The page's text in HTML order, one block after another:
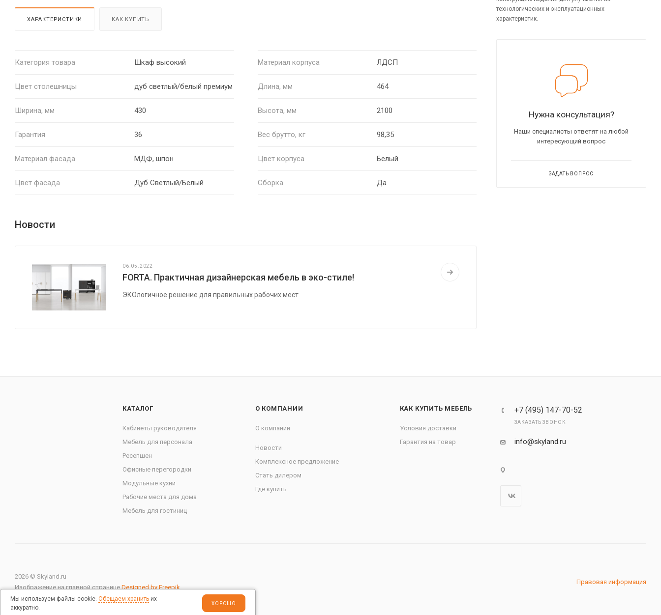
ХАРАКТЕРИСТИКИ КАК КУПИТЬ
Категория товара Шкаф высокий Материал корпуса ЛДСП
Цвет столешницы дуб светлый/белый премиум Длина, мм 464
Ширина, мм 430 Высота, мм 2100
Гарантия 36 Вес брутто, кг 98,35
Материал фасада МДФ, шпон Цвет корпуса Белый
Цвет фасада Дуб Светлый/Белый Сборка Да
Новости
06.05.2022
FORTA. Практичная дизайнерская мебель в эко-стиле!
ЭКОлогичное решение для правильных рабочих мест
технологических и эксплуатационных
характеристик.
Нужна консультация?
Наши специалисты ответят на любой
интересующий вопрос
ЗАДАТЬ ВОПРОС
КАТАЛОГ
Кабинеты руководителя
Мебель для персонала
Ресепшен
Офисные перегородки
Модульные кухни
Рабочие места для дома
Мебель для гостиниц
О КОМПАНИИ
О компании
Новости
Комплексное предложение
Стать дилером
Где купить
КАК КУПИТЬ МЕБЕЛЬ
Условия доставки
Гарантия на товар
+7 (495) 147-70-52
ЗАКАЗАТЬ ЗВОНОК
info@skyland.ru
2026 © Skyland.ru
Изображение на главной страницеDesigned by Freepik
Правовая информация
Мы используем файлы cookie. Обещаем хранить их
аккуратно.
ХОРОШО